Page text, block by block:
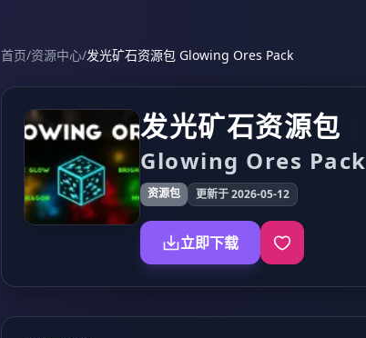
首页/资源中心/发光矿石资源包 Glowing Ores Pack
发光矿石资源包
Glowing Ores Pack
资源包 更新于 2026-05-12
立即下载